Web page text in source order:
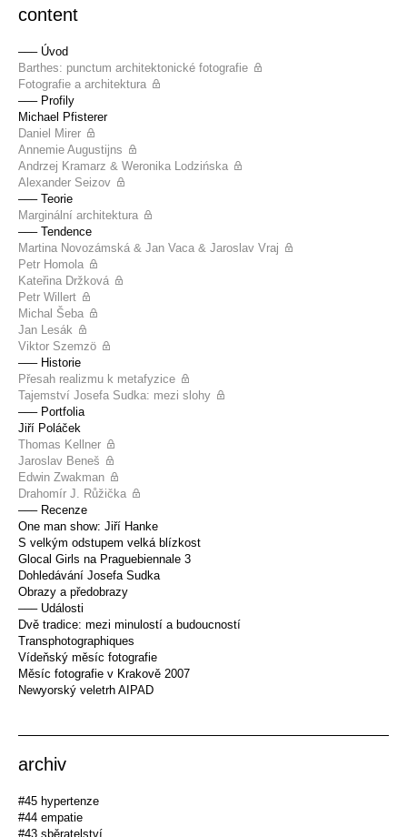
content
––– Úvod
Barthes: punctum architektonické fotografie
Fotografie a architektura
––– Profily
Michael Pfisterer
Daniel Mirer
Annemie Augustijns
Andrzej Kramarz & Weronika Lodzińska
Alexander Seizov
––– Teorie
Marginální architektura
––– Tendence
Martina Novozámská & Jan Vaca & Jaroslav Vraj
Petr Homola
Kateřina Držková
Petr Willert
Michal Šeba
Jan Lesák
Viktor Szemzö
––– Historie
Přesah realizmu k metafyzice
Tajemství Josefa Sudka: mezi slohy
––– Portfolia
Jiří Poláček
Thomas Kellner
Jaroslav Beneš
Edwin Zwakman
Drahomír J. Růžička
––– Recenze
One man show: Jiří Hanke
S velkým odstupem velká blízkost
Glocal Girls na Praguebiennale 3
Dohledávání Josefa Sudka
Obrazy a předobrazy
––– Události
Dvě tradice: mezi minulostí a budoucností
Transphotographiques
Vídeňský měsíc fotografie
Měsíc fotografie v Krakově 2007
Newyorský veletrh AIPAD
archiv
#45 hypertenze
#44 empatie
#43 sběratelství